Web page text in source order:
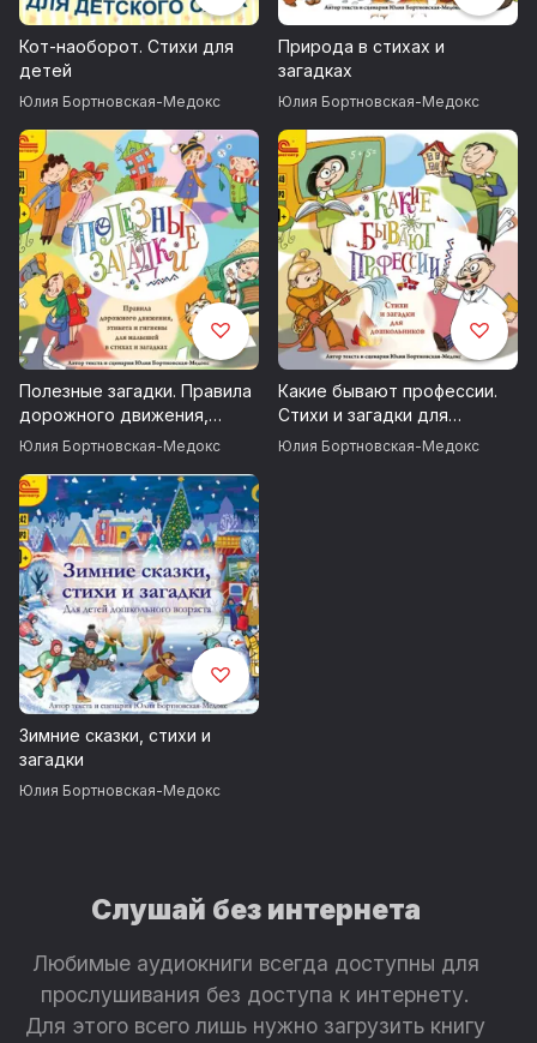
Кот-наоборот. Стихи для
детей
Юлия Бортновская-Медокс
Природа в стихах и
загадках
Юлия Бортновская-Медокс
Полезные загадки. Правила
дорожного движения,
этикета и гигиены для
загадках
Юлия Бортновская-Медокс
Какие бывают профессии.
Стихи и загадки для
дошкольников
Юлия Бортновская-Медокс
Зимние сказки, стихи и
загадки
Юлия Бортновская-Медокс
Слушай без интернета
Любимые аудиокниги всегда доступны для
прослушивания без доступа к интернету.
Для этого всего лишь нужно загрузить книгу